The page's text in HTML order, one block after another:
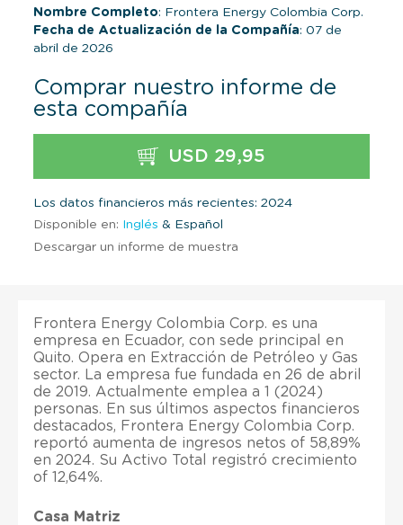
Nombre Completo: Frontera Energy Colombia Corp.
Fecha de Actualización de la Compañía: 07 de
abril de 2026
Comprar nuestro informe de
esta compañía
USD 29,95
Los datos financieros más recientes: 2024
Disponible en: Inglés & Español
Descargar un informe de muestra
Frontera Energy Colombia Corp. es una
empresa en Ecuador, con sede principal en
Quito. Opera en Extracción de Petróleo y Gas
sector. La empresa fue fundada en 26 de abril
de 2019. Actualmente emplea a 1 (2024)
personas. En sus últimos aspectos financieros
destacados, Frontera Energy Colombia Corp.
reportó aumenta de ingresos netos of 58,89%
en 2024. Su Activo Total registró crecimiento
of 12,64%.
Casa Matriz